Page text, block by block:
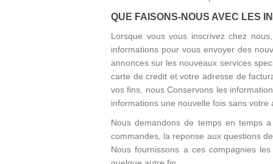
QUE FAISONS-NOUS AVEC LES
Lorsque vous vous inscrivez chez
informations pour vous envoyer des
annonces sur les nouveaux services
carte de credit et votre adresse de
vos fins, nous Conservons les
informations une nouvelle fois sans votre
Nous demandons de temps en temps
commandes, la reponse aux questions
Nous fournissons a ces compagnies